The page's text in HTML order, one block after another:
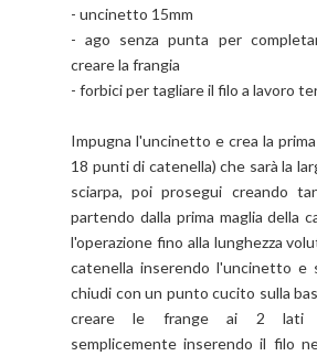
- uncinetto 15mm
- ago senza punta per
creare la frangia
- forbici per tagliare il filo a lavoro
Impugna l'uncinetto e crea la
18 punti di catenella) che sarà la
sciarpa, poi prosegui creando
partendo dalla prima maglia della
l'operazione fino alla lunghezza
catenella inserendo l'uncinetto e
chiudi con un punto cucito sulla
creare le frange ai 2 lati
semplicemente inserendo il filo